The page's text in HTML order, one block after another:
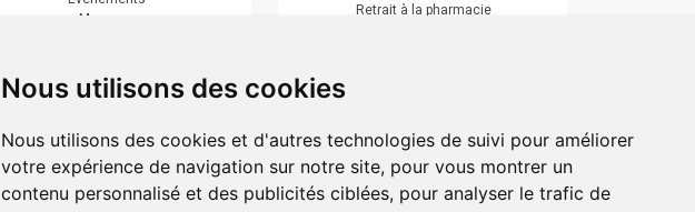
Nous utilisons des cookies
Nous utilisons des cookies et d'autres technologies de suivi pour améliorer
votre expérience de navigation sur notre site, pour vous montrer un
contenu personnalisé et des publicités ciblées, pour analyser le trafic de
Marques
Retrait à la pharmacie